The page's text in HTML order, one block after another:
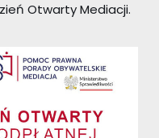
Otwarty Mediacji.